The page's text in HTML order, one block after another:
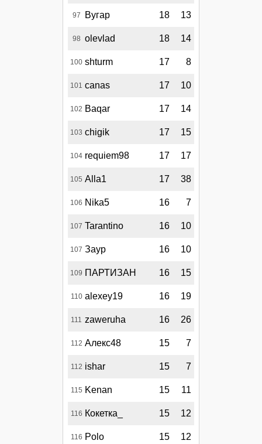
97 Вугар 18 13
98 olevlad 18 14
100 shturm 17 8
101 canas 17 10
102 Baqar 17 14
103 chigik 17 15
104 requiem98 17 17
105 Alla1 17 38
106 Nika5 16 7
107 Tarantino 16 10
107 Заур 16 10
109 ПАРТИЗАН 16 15
110 alexey19 16 19
111 zaweruha 16 26
112 Алекс48 15 7
112 ishar 15 7
115 Kenan 15 11
116 Кокетка_ 15 12
116 Polo 15 12